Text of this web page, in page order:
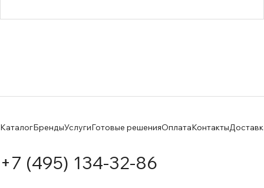
КаталогБрендыУслугиГотовые решенияОплатаКонтакты
+7 (495) 134-32-86